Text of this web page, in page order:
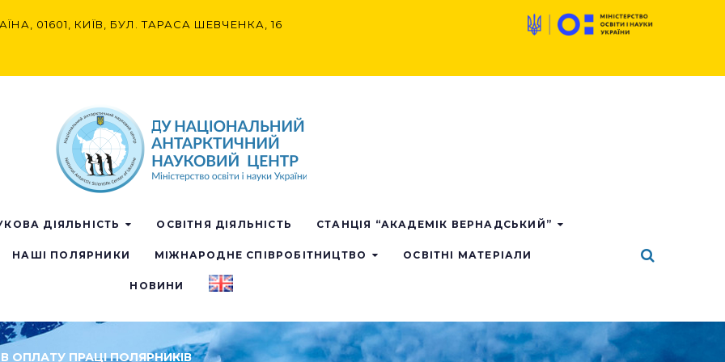
01601, КИЇВ, БУЛ. ТАРАСА ШЕВЧЕНКА, 16
ДІЯЛЬНІСТЬ ОСВІТНЯ ДІЯЛЬНІСТЬ СТАНЦІЯ “АКАДЕМІК ВЕРНАДСЬКИЙ”
НАШІ ПОЛЯРНИКИ МІЖНАРОДНЕ СПІВРОБІТНИЦТВО ОСВІТНІ МАТЕРІАЛИ
НОВИНИ
ОПЛАТУ ПРАЦІ ПОЛЯРНИКІВ